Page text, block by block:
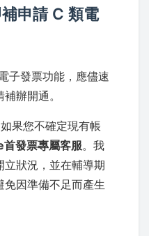
申請 C 類電
子發票功能，應儘速
辦開通。
如果您不確定現有帳
首發票專屬客服。我
狀況，並在輔導期
免因準備不足而產生